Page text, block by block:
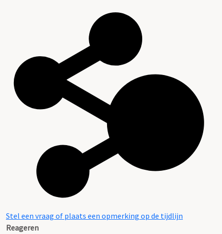
Stel een vraag of plaats een opmerking op de tijdlijn
Reageren